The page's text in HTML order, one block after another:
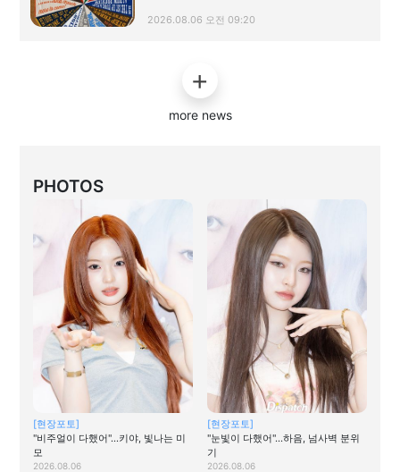
2026.08.06 오전 09:20
more news
PHOTOS
[현장포토]
"비주얼이 다했어"…키야, 빛나는 미
모
2026.08.06
[현장포토]
"눈빛이 다했어"…하음, 넘사벽 분위
기
2026.08.06